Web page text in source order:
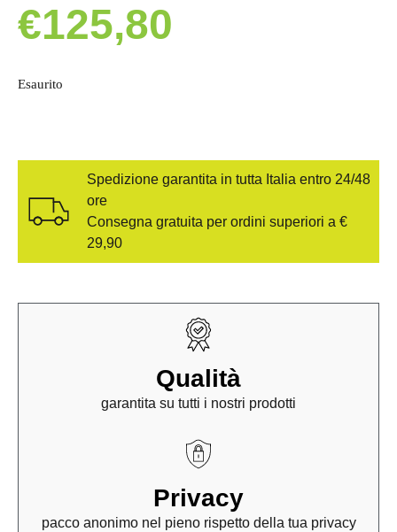
€125,80
Esaurito
Spedizione garantita in tutta Italia entro 24/48
ore
Consegna gratuita per ordini superiori a €
29,90
Qualità
garantita su tutti i nostri prodotti
Privacy
pacco anonimo nel pieno rispetto della tua privacy